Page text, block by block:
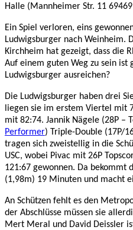
Halle (Mannheimer Str. 11
Ein Spiel verloren, eins
Ludwigsburger nach Weinheim.
Kirchheim hat gezeigt, dass die
Auf einem guten Weg zu sein
Ludwigsburger ausreichen?
Die Ludwigsburger haben drei
liegen sie im erstem Viertel mit
mit 82:74. Jannik Nägele (28P –
Performer) Triple-Double (17P/
tragen sich zweistellig in die
USC, wobei Pivac mit 26P
121:67 gewonnen. Da bekommt
(1,98m) 19 Minuten und macht
An Schützen fehlt es den
der Abschlüsse müssen sie
Mert Meral und David Deissler